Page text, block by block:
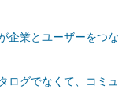
企業とユーザーをつな
ログでなくて、コミュ